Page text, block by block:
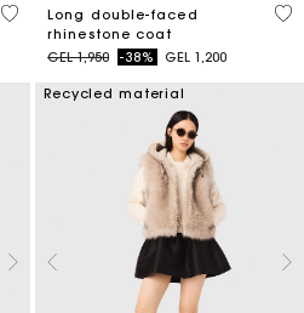
5 out of 5 Customer Rating
Long double-faced
rhinestone coat
Price reduced from
GEL 1,950to-38% GEL 1,200
3.3
Recycled material